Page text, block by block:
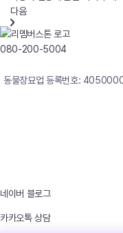
다음
080-200-5004
동물장묘업 등록번호:
네이버 블로그
카카오톡 상담